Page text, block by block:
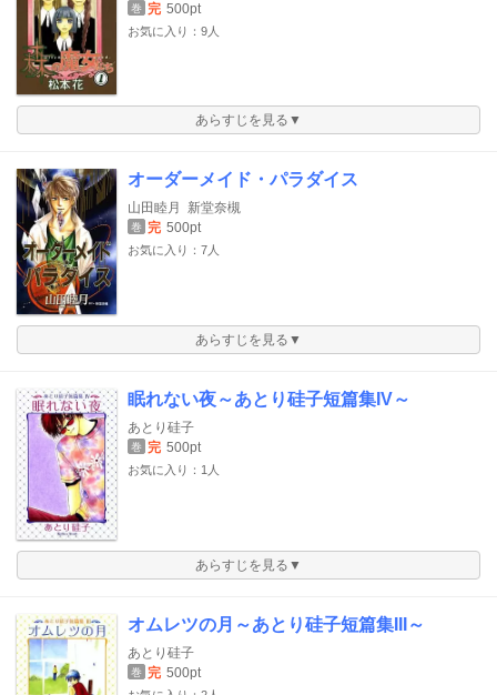
巻 完 500pt
お気に入り：9人
あらすじを見る▼
オーダーメイド・パラダイス
山田睦月 新堂奈槻
巻 完 500pt
お気に入り：7人
あらすじを見る▼
眠れない夜～あとり硅子短篇集IV～
あとり硅子
巻 完 500pt
お気に入り：1人
あらすじを見る▼
オムレツの月～あとり硅子短篇集III～
あとり硅子
巻 完 500pt